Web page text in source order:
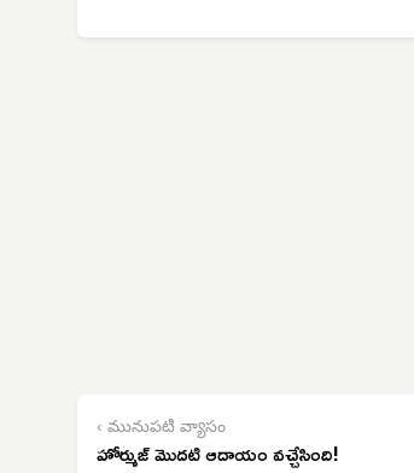
‹ మునుపటి వ్యాసం
హోర్ముజ్ మొదటి ఆదాయం వచ్చేసింది!